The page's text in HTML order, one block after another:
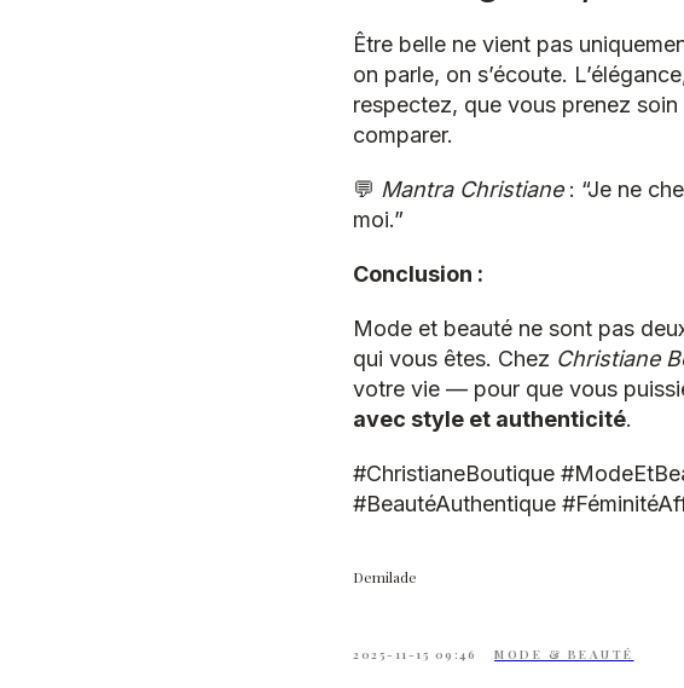
Être belle ne vient pas
on parle, on s’écoute.
respectez, que vous prenez
comparer.
💬 Mantra Christiane: “Je ne
moi.”
Conclusion :
Mode et beauté ne sont pas
qui vous êtes. Chez Christiane
votre vie — pour que vous
avec style et authenticité.
#ChristianeBoutique
#BeautéAuthentique
Demilade
2025-11-15 09:46 MODE & BEAUTÉ